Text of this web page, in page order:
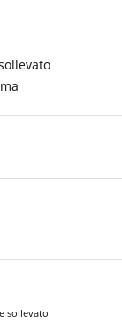
sollevato